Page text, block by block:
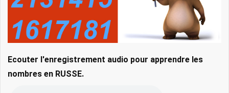
Ecouter l'enregistrement audio pour apprendre les
nombres en RUSSE.